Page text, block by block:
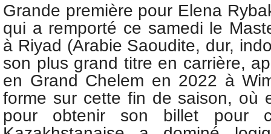
Grande première pour Elena
qui a remporté ce samedi le
à Riyad (Arabie Saoudite, dur,
son plus grand titre en carrière,
en Grand Chelem en 2022 à
forme sur cette fin de saison, où
pour obtenir son billet pour